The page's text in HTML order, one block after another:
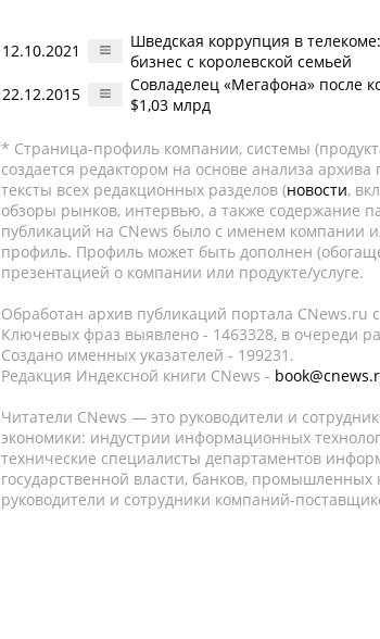
12.10.2021
Шведская коррупция в
бизнес с королевской семьей
22.12.2015
Совладелец «Мегафона» после
$1,03 млрд
* Страница-профиль компании, системы
создается редактором на основе анализа
тексты всех редакционных разделов (новости,
обзоры рынков, интервью, а также содержание
публикаций на CNews было с именем компании
профиль. Профиль может быть дополнен
презентацией о компании или продукте/услуге.
Обработан архив публикаций портала CNews.ru
Ключевых фраз выявлено - 1463328, в очереди
Создано именных указателей - 199231.
Редакция Индексной книги CNews -
Читатели CNews — это руководители и
экономики: индустрии информационных
технические специалисты департаментов
государственной власти, банков,
руководители и сотрудники компаний-